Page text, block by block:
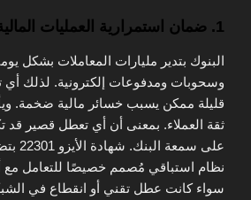
1. ضمان استمرارية العمليات المالية
البنوك بتدير مليارات المعاملات بشكل
وسحوبات ومدفوعات إلكترونية. لذلك
قليلة ممكن يسبب خسائر مالية ضخمة.
ثقة العملاء. بمعنى أن أي تعطل قصير قد
على
نظام استباقي مُصمم خصيصًا للتعامل مع
سواء كانت عطل تقني أو انقطاع في